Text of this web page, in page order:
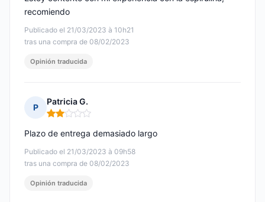
Publicado el 21/03/2023 à 10h21
tras una compra de 08/02/2023
recomiendo
Opinión traducida
P
Patricia G.
Nota: 2 de 5
Publicado el 21/03/2023 à 09h58
tras una compra de 08/02/2023
Plazo de entrega demasiado largo
Opinión traducida